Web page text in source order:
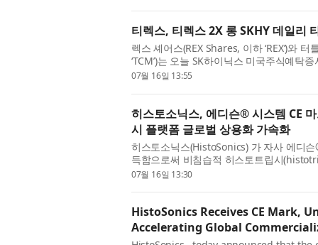
티렉스, 티렉스 2X 롱 SKHY 데일리
렉스 셰어스(REX Shares, 이하 ‘REX’)와
‘TCM’)는 오늘 SK하이닉스 미국주식예탁
일일 2배 롱 익스포저를 제공하는 레버리지
07월 16일 13:55
히스토소닉스, 에디슨® 시스템 CE
시 플랫폼 글로벌 상용화 가속화
히스토소닉스(HistoSonics) 가 자사 에디
득함으로써 비침습적 히스토트립시
상용화할 수 있게 하는 될 수 있게 됐다고
07월 16일 13:30
HistoSonics Receives CE Mark,
Accelerating Global